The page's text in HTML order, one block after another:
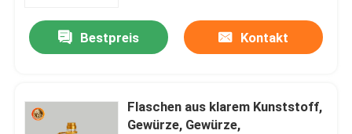
Bestpreis Kontakt
Flaschen aus klarem Kunststoff,
Gewürze, Gewürze,